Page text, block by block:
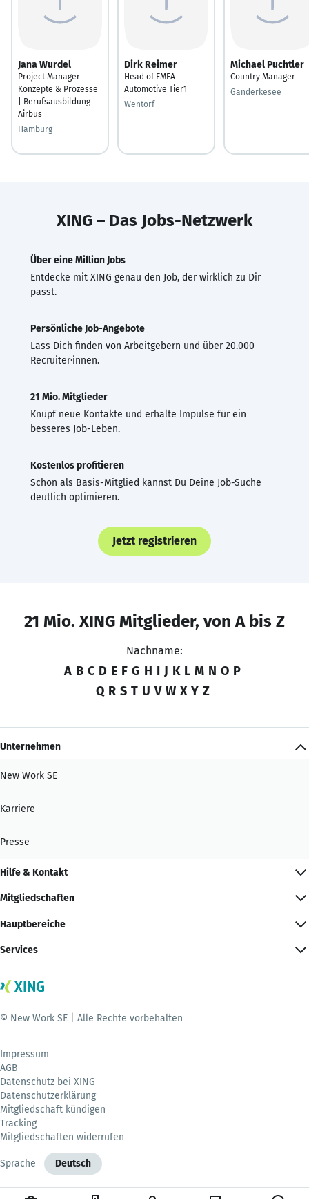
Jana Wurdel
Project Manager
Konzepte & Prozesse
| Berufsausbildung
Airbus
Hamburg
Dirk Reimer
Head of EMEA
Automotive Tier1
Wentorf
Michael Puchtler
Country Manager
Ganderkesee
XING – Das Jobs-Netzwerk
Über eine Million Jobs
Entdecke mit XING genau den Job, der wirklich zu Dir
passt.
Persönliche Job-Angebote
Lass Dich finden von Arbeitgebern und über 20.000
Recruiter·innen.
21 Mio. Mitglieder
Knüpf neue Kontakte und erhalte Impulse für ein
besseres Job-Leben.
Kostenlos profitieren
Schon als Basis-Mitglied kannst Du Deine Job-Suche
deutlich optimieren.
Jetzt registrieren
21 Mio. XING Mitglieder, von A bis Z
Nachname:
A B C D E F G H I J K L M N O P
Q R S T U V W X Y Z
Unternehmen
New Work SE
Karriere
Presse
Hilfe & Kontakt
Mitgliedschaften
Hauptbereiche
Services
© New Work SE | Alle Rechte vorbehalten
Impressum
AGB
Datenschutz bei XING
Datenschutzerklärung
Mitgliedschaft kündigen
Tracking
Mitgliedschaften widerrufen
Sprache Deutsch